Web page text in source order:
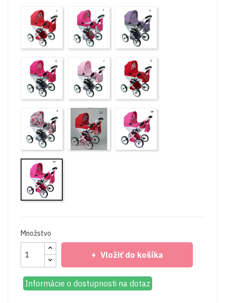
Dalia
Dalia
Dalia
Množstvo
Vložiť do košíka
Informácie o dostupnosti na dotaz